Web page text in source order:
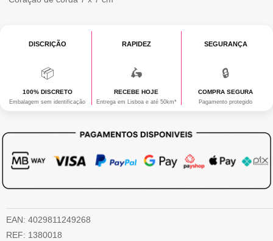
2,90 €.
é:
1,45 €.
DISCRIÇÃO
📦
100% DISCRETO
Embalagem sem identificação
RAPIDEZ
🛵
RECEBE HOJE
Entrega em Lisboa e até 50km*
SEGURANÇA
🔒
COMPRA SEGURA
Pagamento protegido
EAN: 4029811249268
REF: 1380018